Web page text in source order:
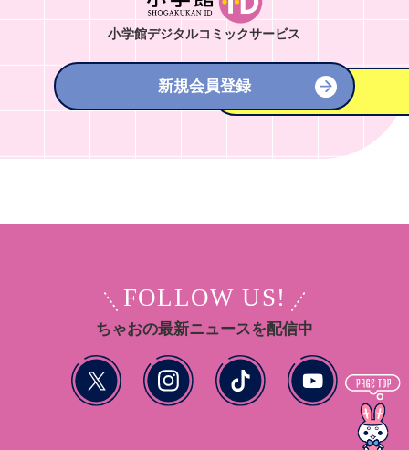
小学館デジタルコミックサービス
新規会員登録
FOLLOW US!
ちゃおの最新ニュースを配信中